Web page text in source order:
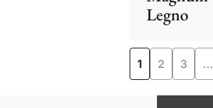
Legno
1 2 3 …